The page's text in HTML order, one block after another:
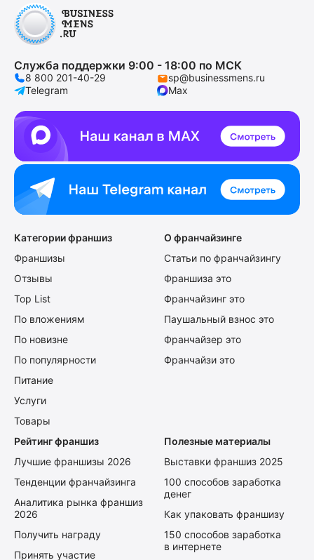
Служба поддержки 9:00 - 18:00 по МСК
8 800 201-40-29
sp@businessmens.ru
Telegram
Max
Категории франшиз
Франшизы
Отзывы
Top List
По вложениям
По новизне
По популярности
Питание
Услуги
Товары
О франчайзинге
Статьи по франчайзингу
Франшиза это
Франчайзинг это
Паушальный взнос это
Франчайзер это
Франчайзи это
Рейтинг франшиз
Лучшие франшизы 2026
Тенденции франчайзинга
Аналитика рынка франшиз
2026
Получить награду
Принять участие
Полезные материалы
Выставки франшиз 2025
100 способов заработка
денег
Как упаковать франшизу
150 способов заработка
в интернете